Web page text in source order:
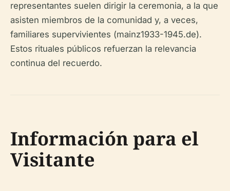
representantes suelen dirigir la ceremonia, a la que
asisten miembros de la comunidad y, a veces,
familiares supervivientes (mainz1933-1945.de).
Estos rituales públicos refuerzan la relevancia
continua del recuerdo.
Información para el
Visitante